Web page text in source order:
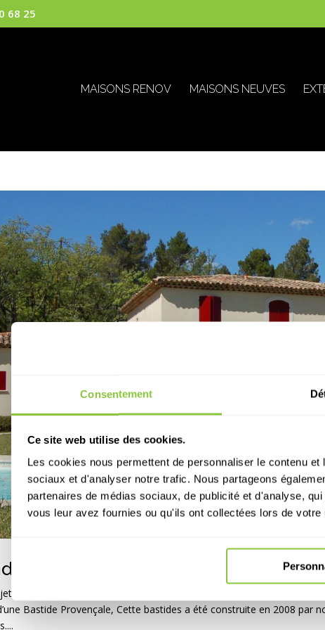
Consentement
Ce site web utilise des cookies.
Les cookies nous permettent de personnaliser le contenu
sociaux et d'analyser notre trafic. Nous partageons
partenaires de médias sociaux, de publicité et d'analyse,
vous leur avez fournies ou qu'ils ont collectées lors de
68 25
MAISONS RENOV MAISONS NEUVES
d’une bastide
d’agrandissement de bastide provençale Après Projet
Bastide Provençale, Cette bastides a été construite en 2008 par